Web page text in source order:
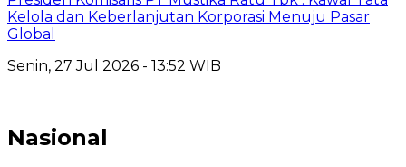
Kelola dan Keberlanjutan Korporasi Menuju Pasar
Global
Senin, 27 Jul 2026 - 13:52 WIB
Nasional